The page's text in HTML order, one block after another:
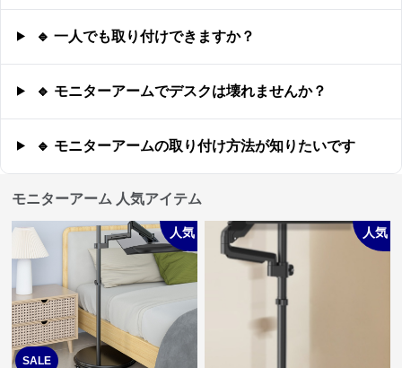
🔹 一人でも取り付けできますか？
🔹 モニターアームでデスクは壊れませんか？
🔹 モニターアームの取り付け方法が知りたいです
モニターアーム 人気アイテム
SALE
人気 人気